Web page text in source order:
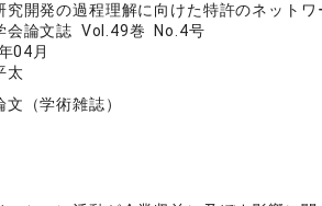
究開発の過程理解に向けた特許のネット
会論文誌 Vol.49巻 No.4号
04月
太
文（学術雑誌）